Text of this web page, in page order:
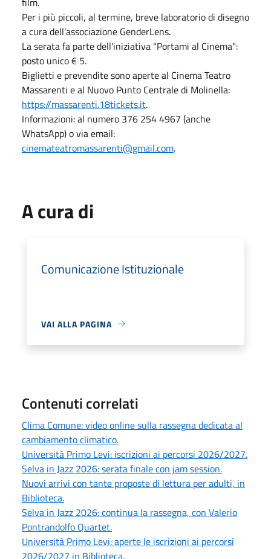
Per i più piccoli, al termine, breve laboratorio di disegno
a cura dell’associazione GenderLens.
La serata fa parte dell'iniziativa "Portami al Cinema":
posto unico € 5.
Biglietti e prevendite sono aperte al Cinema Teatro
Massarenti e al Nuovo Punto Centrale di Molinella:
https://massarenti.18tickets.it.
Informazioni: al numero 376 254 4967 (anche
WhatsApp) o via email:
cinemateatromassarenti@gmail.com.
A cura di
Comunicazione Istituzionale
VAI ALLA PAGINA
Contenuti correlati
Clima Comune: video online sulla rassegna dedicata al
cambiamento climatico.
Università Primo Levi: iscrizioni ai percorsi 2026/2027.
Selva in Jazz 2026: serata finale con jam session.
Nuovi arrivi con tante proposte di lettura per adulti, in
Biblioteca.
Selva in Jazz 2026: continua la rassegna, con Valerio
Pontrandolfo Quartet.
Università Primo Levi: aperte le iscrizioni ai percorsi
2026/2027 in Biblioteca.